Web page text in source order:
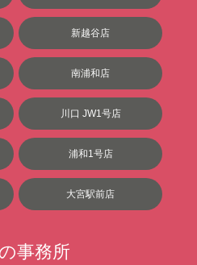
新越谷店
南浦和店
川口 JW1号店
浦和1号店
大宮駅前店
事務所